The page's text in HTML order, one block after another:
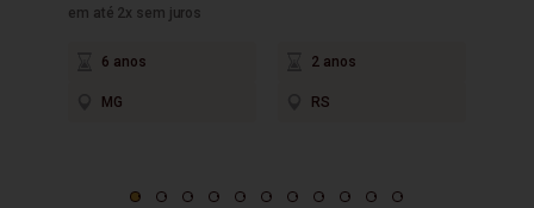
em até 2x sem juros
6 anos
MG
2 anos
RS